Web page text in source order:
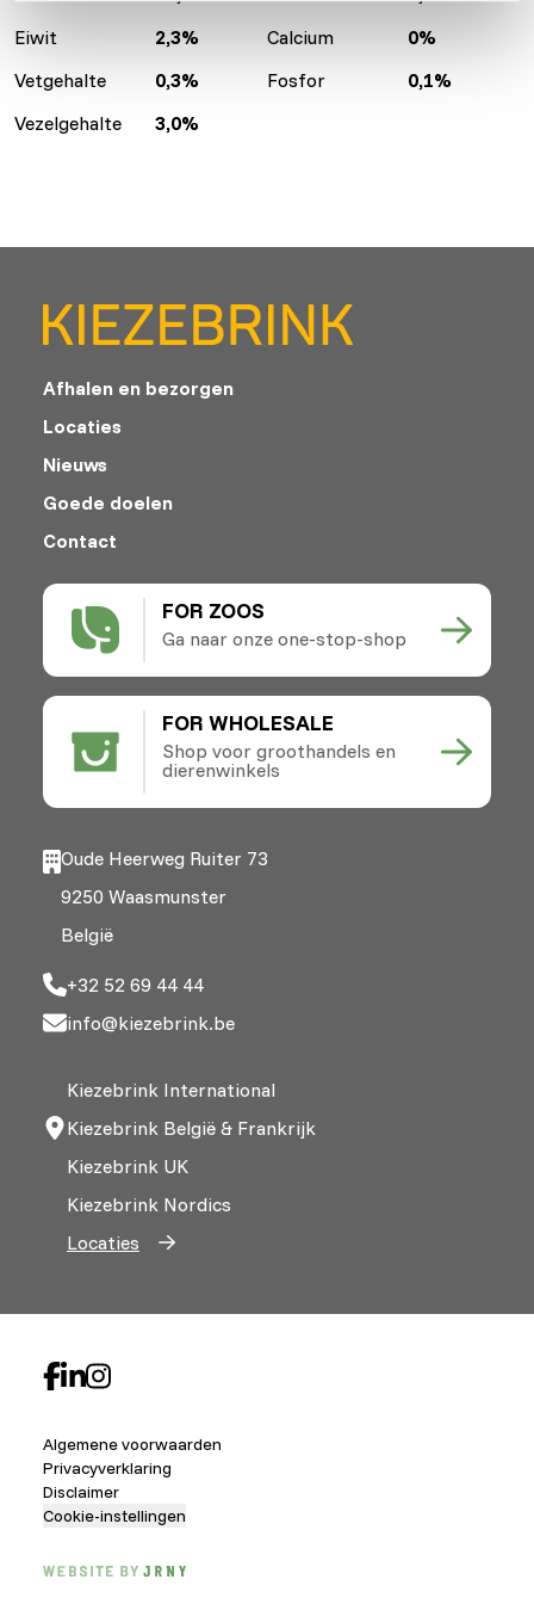
Eiwit
2,3% Calcium
0%
Vetgehalte
0,3% Fosfor
0,1%
Vezelgehalte
3,0%
FOR ZOOS
Ga naar onze one-stop-shop
FOR WHOLESALE
Shop voor groothandels en
dierenwinkels
Afhalen en bezorgen
Locaties
Nieuws
Goede doelen
Contact
Oude Heerweg Ruiter 73
9250 Waasmunster
België
+32 52 69 44 44
info@kiezebrink.be
Kiezebrink International
Kiezebrink België & Frankrijk
Kiezebrink UK
Kiezebrink Nordics
Locaties
Algemene voorwaarden
Privacyverklaring
Disclaimer
Cookie-instellingen